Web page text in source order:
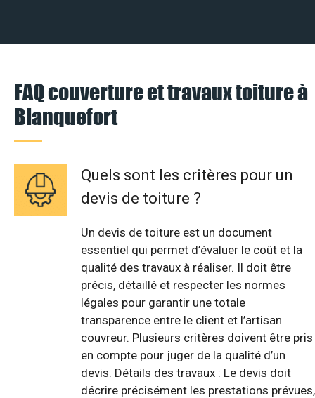
FAQ couverture et travaux toiture à
Blanquefort
Quels sont les critères pour un
devis de toiture ?
Un devis de toiture est un document
essentiel qui permet d’évaluer le coût et la
qualité des travaux à réaliser. Il doit être
précis, détaillé et respecter les normes
légales pour garantir une totale
transparence entre le client et l’artisan
couvreur. Plusieurs critères doivent être pris
en compte pour juger de la qualité d’un
devis. Détails des travaux : Le devis doit
décrire précisément les prestations prévues,